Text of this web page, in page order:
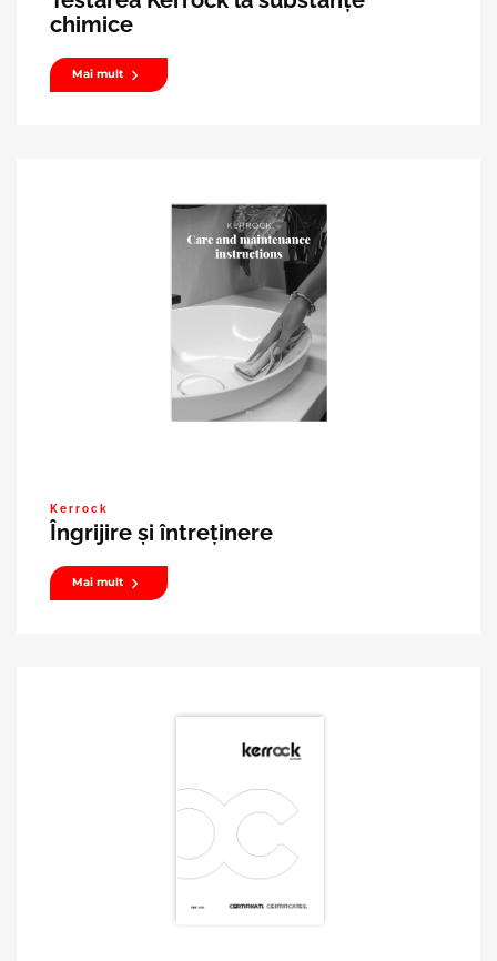
chimice
Mai mult
Kerrock
Îngrijire și întreținere
Mai mult